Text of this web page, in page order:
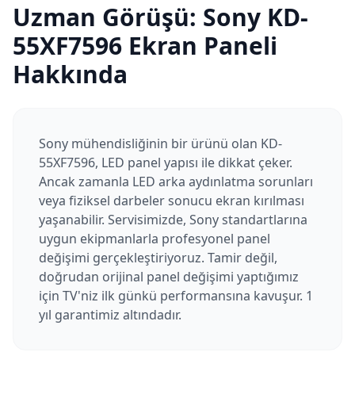
Uzman Görüşü: Sony KD-
55XF7596 Ekran Paneli
Hakkında
Sony mühendisliğinin bir ürünü olan KD-
55XF7596, LED panel yapısı ile dikkat çeker.
Ancak zamanla LED arka aydınlatma sorunları
veya fiziksel darbeler sonucu ekran kırılması
yaşanabilir. Servisimizde, Sony standartlarına
uygun ekipmanlarla profesyonel panel
değişimi gerçekleştiriyoruz. Tamir değil,
doğrudan orijinal panel değişimi yaptığımız
için TV'niz ilk günkü performansına kavuşur. 1
yıl garantimiz altındadır.